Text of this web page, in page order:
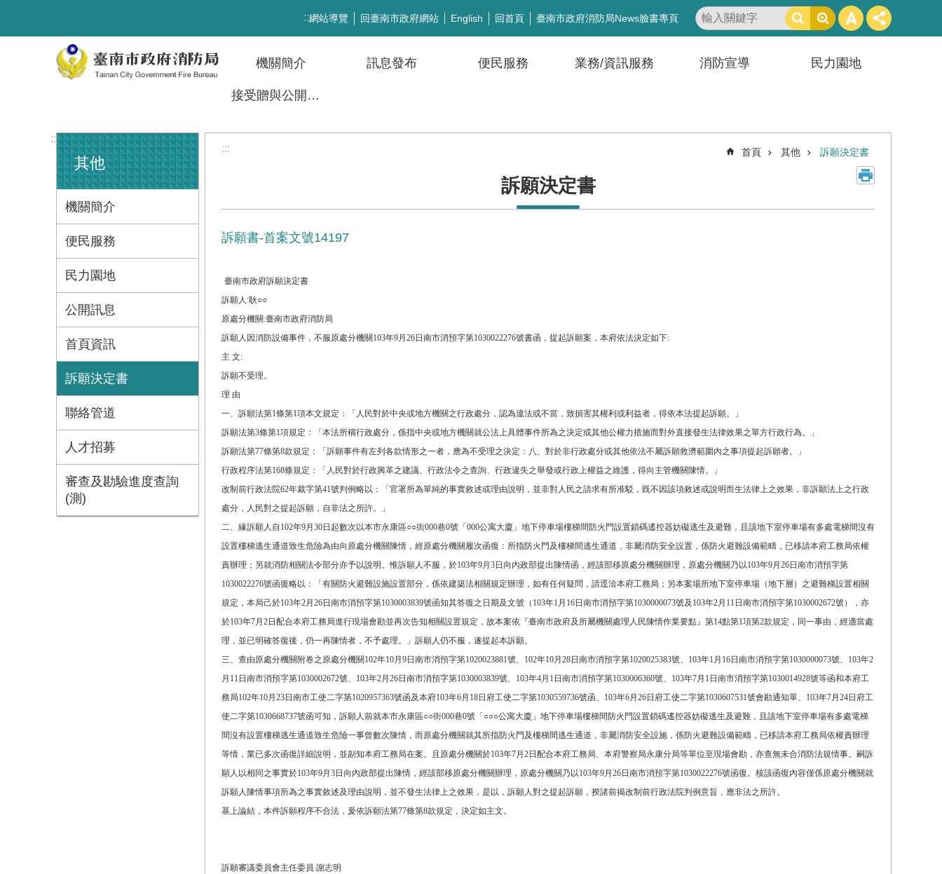
:::網站導覽 回臺南市政府網站 English 回首頁 臺南市政府消防局News臉書專頁
搜
尋
機關簡介 訊息發布 便民服務 業務/資訊服務 消防宣導 民力園地
接受贈與公開徵信
:::
其他
機關簡介
便民服務
民力園地
公開訊息
首頁資訊
訴願決定書
聯絡管道
人才招募
審查及勘驗進度查詢
(測)
::: 首頁 其他 訴願決定書
訴願決定書
訴願書-首案文號14197
臺南巿政府訴願決定書
訴願人:耿○○
原處分機關:臺南市政府消防局
訴願人因消防設備事件，不服原處分機關103年9月26日南市消預字第1030022276號書函，提起訴願案，本府依法決定如下:
主 文:
訴願不受理。
理 由
一、訴願法第1條第1項本文規定：「人民對於中央或地方機關之行政處分，認為違法或不當，致損害其權利或利益者，得依本法提起訴願。」
訴願法第3條第1項規定：「本法所稱行政處分，係指中央或地方機關就公法上具體事件所為之決定或其他公權力措施而對外直接發生法律效果之單方行政行為。」
訴願法第77條第8款規定：「訴願事件有左列各款情形之一者，應為不受理之決定：八、對於非行政處分或其他依法不屬訴願救濟範圍內之事項提起訴願者。」
行政程序法第168條規定：「人民對於行政興革之建議、行政法令之查詢、行政違失之舉發或行政上權益之維護，得向主管機關陳情。」
改制前行政法院62年裁字第41號判例略以：「官署所為單純的事實敘述或理由說明，並非對人民之請求有所准駁，既不因該項敘述或說明而生法律上之效果，非訴願法上之行政
處分，人民對之提起訴願，自非法之所許。」
二、緣訴願人自102年9月30日起數次以本市永康區○○街000巷0號「000公寓大廈」地下停車場樓梯間防火門設置鎖碼遙控器妨礙逃生及避難，且該地下室停車場有多處電梯間沒有
設置樓梯逃生通道致生危險為由向原處分機關陳情，經原處分機關履次函復：所指防火門及樓梯間逃生通道，非屬消防安全設置，係防火避難設備範疇，已移請本府工務局依權
責辦理；另就消防相關法令部分亦予以說明。惟訴願人不服，於103年9月3日向內政部提出陳情函，經該部移原處分機關辦理，原處分機關乃以103年9月26日南市消預字第
1030022276號函復略以：「有關防火避難設施設置部分，係依建築法相關規定辦理，如有任何疑問，請逕洽本府工務局；另本案場所地下室停車場（地下層）之避難梯設置相關
規定，本局己於103年2月26日南市消預字第1030003839號函知其答復之日期及文號（103年1月16日南市消預字第1030000073號及103年2月11日南市消預字第1030002672號），亦
於103年7月2日配合本府工務局進行現場會勘並再次告知相關設置規定，故本案依『臺南市政府及所屬機關處理人民陳情作業要點』第14點第1項第2款規定，同一事由，經適當處
理，並已明確答復後，仍一再陳情者，不予處理。」訴願人仍不服，遂提起本訴願。
三、查由原處分機關附卷之原處分機關102年10月9日南市消預字第1020023881號、102年10月28日南市消預字第1020025383號、103年1月16日南市消預字第1030000073號、103年2
月11日南市消預字第1030002672號、103年2月26日南市消預字第1030003839號、103年4月1日南市消預字第1030006360號、103年7月1日南市消預字第1030014928號等函和本府工
務局102年10月23日南市工使二字第1020957363號函及本府103年6月18日府工使二字第1030559736號函、103年6月26日府工使二字第1030607531號會勘通知單、103年7月24日府工
使二字第1030668737號函可知，訴願人前就本市永康區○○街000巷0號「○○○公寓大廈」地下停車場樓梯間防火門設置鎖碼遙控器妨礙逃生及避難，且該地下室停車場有多處電梯
間沒有設置樓梯逃生通道致生危險一事曾數次陳情，而原處分機關就其所指防火門及樓梯間逃生通道，非屬消防安全設施，係防火避難設備範疇，已移請本府工務局依權責辦理
等情，業已多次函復詳細說明，並副知本府工務局在案。且原處分機關於103年7月2日配合本府工務局、本府警察局永康分局等單位至現場會勘，亦查無未合消防法規情事。嗣訴
願人以相同之事實於103年9月3日向內政部提出陳情，經該部移原處分機關辦理，原處分機關乃以103年9月26日南市消預字第1030022276號函復。核該函復內容僅係原處分機關就
訴願人陳情事項所為之事實敘述及理由說明，並不發生法律上之效果，是以，訴願人對之提起訴願，揆諸前揭改制前行政法院判例意旨，應非法之所許。
基上論結，本件訴願程序不合法，爰依訴願法第77條第8款規定，決定如主文。
訴願審議委員會主任委員 謝志明